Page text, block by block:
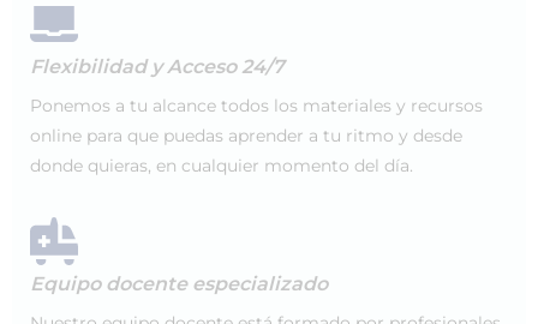
Flexibilidad y Acceso 24/7
Ponemos a tu alcance todos los materiales y recursos
online para que puedas aprender a tu ritmo y desde
donde quieras, en cualquier momento del día.
Equipo docente especializado